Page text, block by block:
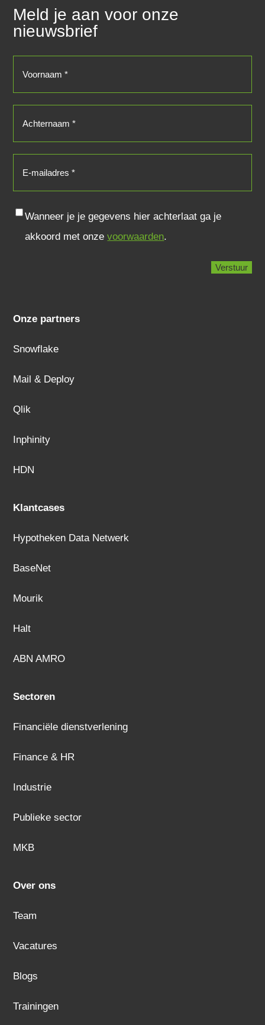
Meld je aan voor onze
nieuwsbrief
Consent
Wanneer je je gegevens hier achterlaat ga je
akkoord met onzevoorwaarden.
Onze partners
Snowflake
Mail & Deploy
Qlik
Inphinity
HDN
Klantcases
Hypotheken Data Netwerk
BaseNet
Mourik
Halt
ABN AMRO
Sectoren
Financiële dienstverlening
Finance & HR
Industrie
Publieke sector
MKB
Over ons
Team
Vacatures
Blogs
Trainingen